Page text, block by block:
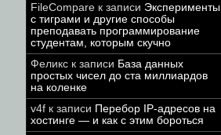
FileCompare к записи Эксперименты
с тиграми и другие способы
преподавать программирование
студентам, которым скучно
Феликс к записи База данных
простых чисел до ста миллиардов
на коленке
v4f к записи Перебор IP-адресов на
хостинге — и как с этим бороться